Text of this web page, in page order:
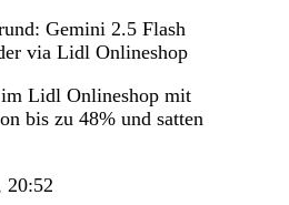
Gemini 2.5 Flash
via Lidl Onlineshop
Lidl Onlineshop mit
bis zu 48% und satten
20:52